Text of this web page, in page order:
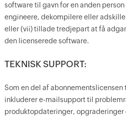
software til gavn for en anden
engineere, dekompilere eller
eller (vii) tillade tredjepart at få
den licenserede software.
TEKNISK SUPPORT:
Som en del af
inkluderer e-mailsupport til
produktopdateringer, opgraderinger